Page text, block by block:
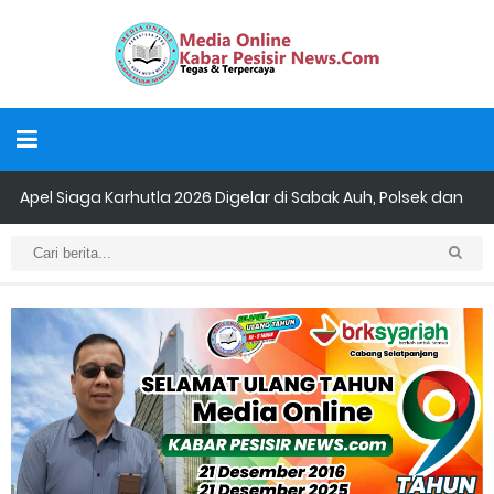
Apel Siaga Karhutla 2026 Digelar di Sabak Auh, Polsek dan
Forkopimcam Perkuat Kesiapsiagaan Cegah Kebakaran
Musyawarah LAM Ke-3 Tualang Sukses, Zulkifli Z (Nomor Urut 1)
Resmi Terpilih Pimpin Lembaga Adat
Kapolres Kepulauan Meranti Perkuat Sinergi Jelang Ekspedisi
Merah Putih Presisi Polda Riau.